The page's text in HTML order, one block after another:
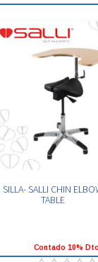
SILLA- SALLI CHIN
TABLE
Contado 10% Dto.